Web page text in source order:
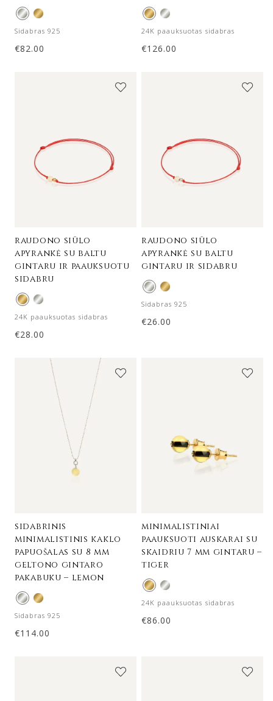
Sidabras 925
€82.00
24K paauksuotas sidabras
€126.00
raudono siūlo
apyrankė su baltu
gintaru ir paauksuotu
sidabru
24K paauksuotas sidabras
€28.00
raudono siūlo
apyrankė su baltu
gintaru ir sidabru
Sidabras 925
€26.00
sidabrinis
minimalistinis kaklo
papuošalas su 8 mm
geltono gintaro
pakabuku – lemon
Sidabras 925
€114.00
minimalistiniai
paauksuoti auskarai su
skaidriu 7 mm gintaru –
tiger
24K paauksuotas sidabras
€86.00